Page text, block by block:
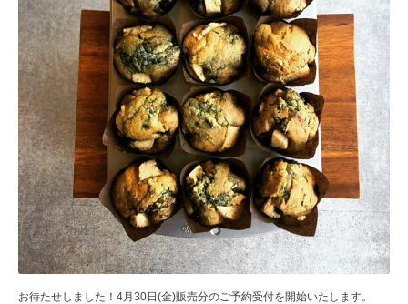
お待たせしました！4月30日(金)販売分のご予約受付を開始いたします。